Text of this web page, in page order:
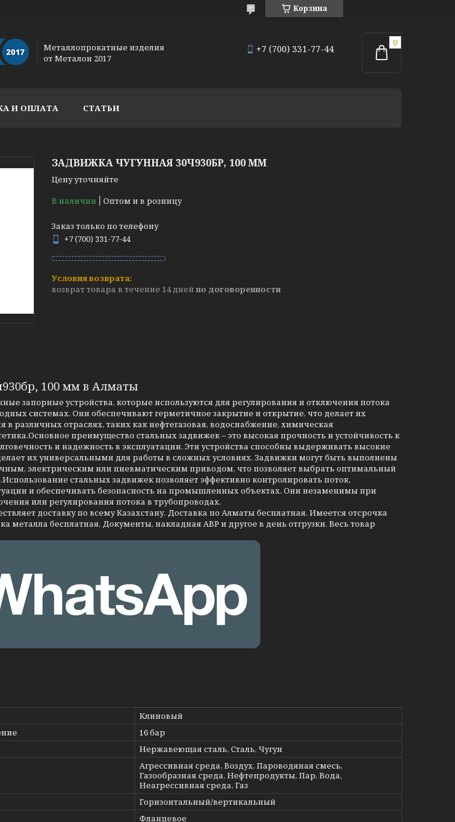
Корзина
Металлопрокатные изделия
от Металон 2017
+7 (700) 331-77-44
И ОПЛАТА СТАТЬИ
ЗАДВИЖКА ЧУГУННАЯ 30Ч930БР, 100 ММ
Цену уточняйте
В наличии
Оптом и в розницу
Заказ только по телефону
+7 (700) 331-77-44
возврат товара в течение 14 дней по договоренности
100 мм в Алматы
запорные устройства, которые используются для регулирования и отключения потока
системах. Они обеспечивают герметичное закрытие и открытие, что делает их
различных отраслях, таких как нефтегазовая, водоснабжение, химическая
преимущество стальных задвижек – это высокая прочность и устойчивость к
и надежность в эксплуатации. Эти устройства способны выдерживать высокие
их универсальными для работы в сложных условиях. Задвижки могут быть выполнены
электрическим или пневматическим приводом, что позволяет выбрать оптимальный
стальных задвижек позволяет эффективно контролировать поток,
и обеспечивать безопасность на промышленных объектах. Они незаменимы при
или регулирования потока в трубопроводах.
доставку по всему Казахстану. Доставка по Алматы бесплатная. Имеется отсрочка
металла бесплатная. Документы, накладная АВР и другое в день отгрузки. Весь товар
Клиновый
16 бар
Нержавеющая сталь, Сталь, Чугун
Агрессивная среда, Воздух, Пароводяная смесь,
Газообразная среда, Нефтепродукты, Пар, Вода,
Неагрессивная среда, Газ
Горизонтальный/вертикальный
Фланцевое